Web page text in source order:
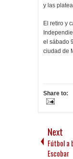
y las
El retiro y
el sábado
ciudad de
Share to:
Next
Fútbol a
Escobar